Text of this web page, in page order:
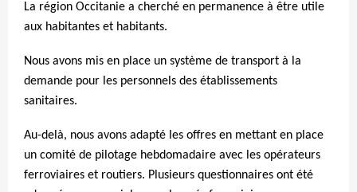
La région Occitanie a cherché en permanence à être utile
aux habitantes et habitants.
Nous avons mis en place un système de transport à la
demande pour les personnels des établissements
sanitaires.
Au-delà, nous avons adapté les offres en mettant en place
un comité de pilotage hebdomadaire avec les opérateurs
ferroviaires et routiers. Plusieurs questionnaires ont été